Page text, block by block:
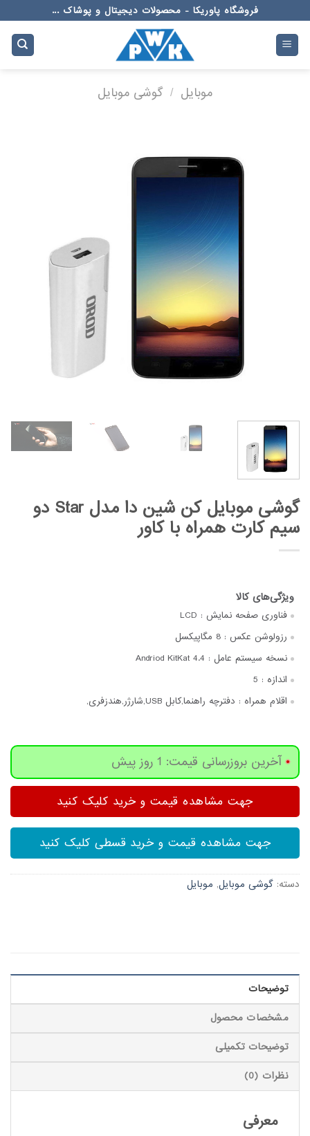
to
content
فروشگاه پاوریکا - محصولات دیجیتال و پوشاک ...
موبایل / گوشی موبایل
گوشی موبایل کن شین دا مدل Star دو
سیم کارت همراه با کاور
فناوری صفحه‌ نمایش : LCD
رزولوشن عکس : 8 مگاپیکسل
نسخه سیستم عامل : Andriod KitKat 4.4
اندازه : 5
اقلام همراه : دفترچه‌ راهنما,کابل USB,شارژر,هندزفری,
آخرین بروزرسانی قیمت: 1 روز پیش
جهت مشاهده قیمت و خرید کلیک کنید
جهت مشاهده قیمت و خرید قسطی کلیک کنید
دسته: گوشی موبایل, موبایل
توضیحات
مشخصات محصول
توضیحات تکمیلی
نظرات (0)
معرفی